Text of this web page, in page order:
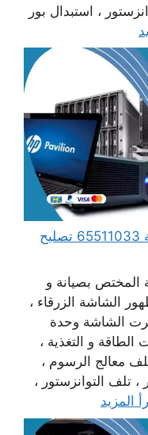
، استبدال بور
مهندس كمبيوتر العارضية الصناعية 65511033 تصليح
المختص بصيانة و
الشاشة الزرقاء ،
الشاشة وحدة
و التغذية ،
معالج الرسوم ،
تلف التوانزستور ،
المزيد